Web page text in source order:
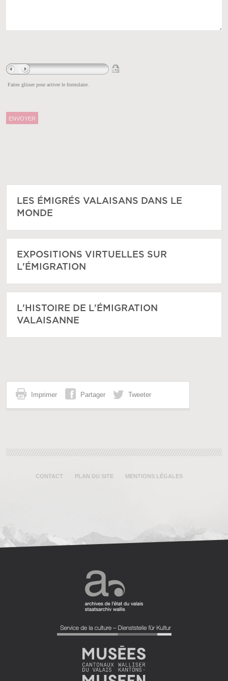
Faites glisser pour activer le formulaire.
LES ÉMIGRÉS VALAISANS DANS LE
MONDE
EXPOSITIONS VIRTUELLES SUR
L'ÉMIGRATION
L'HISTOIRE DE L'ÉMIGRATION
VALAISANNE
Imprimer Partager Tweeter
CONTACT PLAN DU SITE MENTIONS LÉGALES